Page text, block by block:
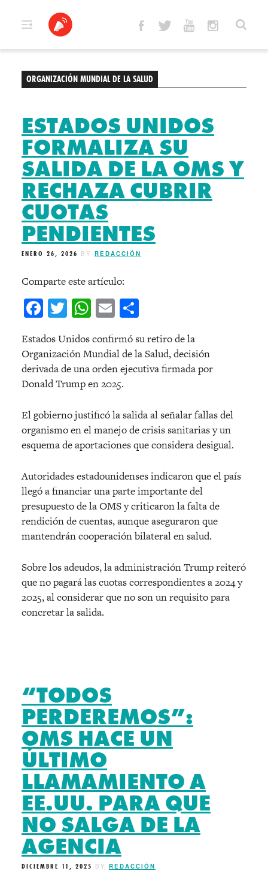
ORGANIZACIÓN MUNDIAL DE LA SALUD
ESTADOS UNIDOS
FORMALIZA SU
SALIDA DE LA OMS Y
RECHAZA CUBRIR
CUOTAS
PENDIENTES
ENERO 26, 2026 BY REDACCIÓN
Comparte este artículo:
Facebook
Twitter
WhatsApp
Email
Estados Unidos confirmó su retiro de la
Organización Mundial de la Salud, decisión
derivada de una orden ejecutiva firmada por
Donald Trump en 2025.
El gobierno justificó la salida al señalar fallas del
organismo en el manejo de crisis sanitarias y un
esquema de aportaciones que considera desigual.
Autoridades estadounidenses indicaron que el país
llegó a financiar una parte importante del
presupuesto de la OMS y criticaron la falta de
rendición de cuentas, aunque aseguraron que
mantendrán cooperación bilateral en salud.
Sobre los adeudos, la administración Trump reiteró
que no pagará las cuotas correspondientes a 2024 y
2025, al considerar que no son un requisito para
concretar la salida.
“TODOS
PERDEREMOS”:
OMS HACE UN
ÚLTIMO
LLAMAMIENTO A
EE.UU. PARA QUE
NO SALGA DE LA
AGENCIA
DICIEMBRE 11, 2025 BY REDACCIÓN